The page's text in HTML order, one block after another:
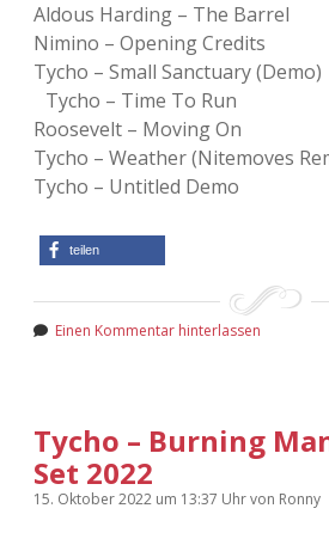
Aldous Harding – The Barrel
Nimino – Opening Credits
Tycho – Small Sanctuary (Demo)
Tycho – Time To Run
Roosevelt – Moving On
Tycho – Weather (Nitemoves
Tycho – Untitled Demo
teilen
Einen Kommentar hinterlassen
Tycho – Burning
Set 2022
15. Oktober 2022 um 13:37 Uhrvon Ronny